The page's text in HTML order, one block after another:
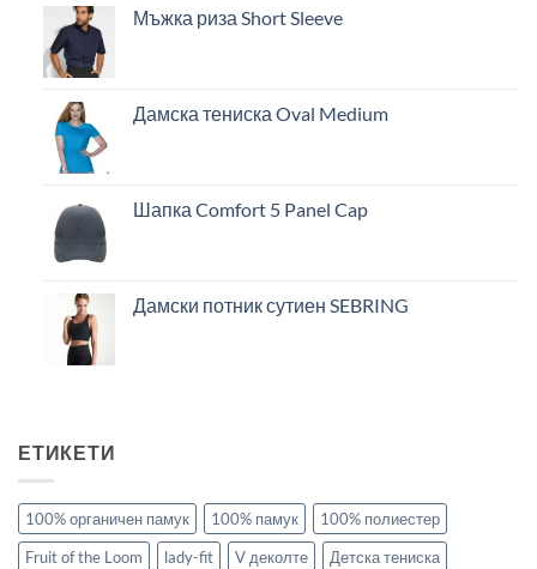
Мъжка риза Short Sleeve
Дамска тениска Oval Medium
Шапка Comfort 5 Panel Cap
Дамски потник сутиен SEBRING
ЕТИКЕТИ
100% органичен памук 100% памук
100% полиестер
Fruit of the Loom
lady-fit V деколте
Детска тениска